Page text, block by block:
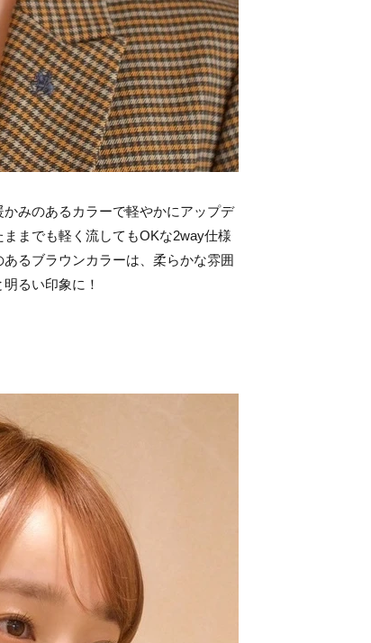
みのあるカラーで軽やかにアップデ
までも軽く流してもOKな2way仕様
るブラウンカラーは、柔らかな雰囲
るい印象に！